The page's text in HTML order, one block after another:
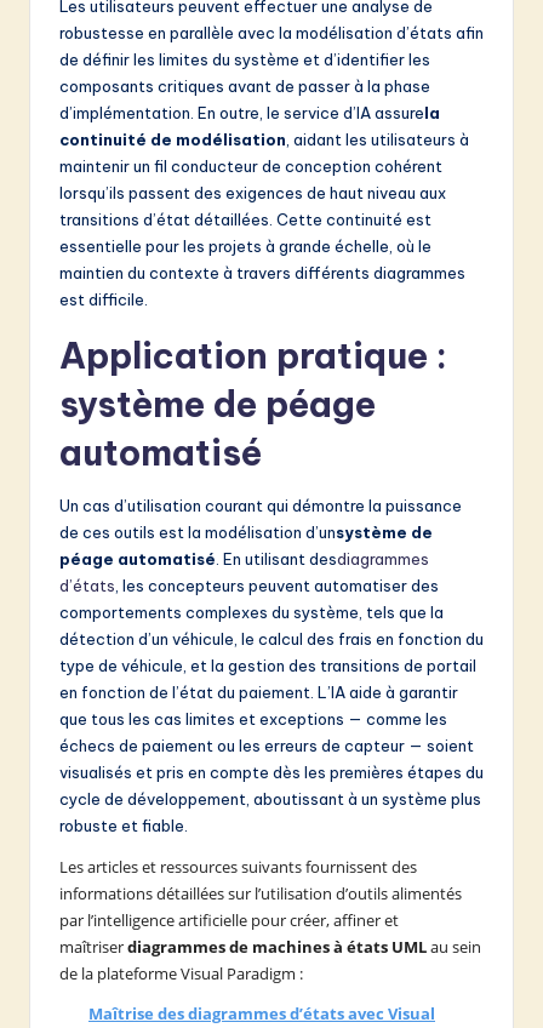
Les utilisateurs peuvent effectuer une analyse de
robustesse en parallèle avec la modélisation d’états afin
de définir les limites du système et d’identifier les
composants critiques avant de passer à la phase
d’implémentation. En outre, le service d’IA assurela
continuité de modélisation , aidant les utilisateurs à
maintenir un fil conducteur de conception cohérent
lorsqu’ils passent des exigences de haut niveau aux
transitions d’état détaillées. Cette continuité est
essentielle pour les projets à grande échelle, où le
maintien du contexte à travers différents diagrammes
est difficile.
Application pratique :
système de péage
automatisé
Un cas d’utilisation courant qui démontre la puissance
de ces outils est la modélisation d’unsystème de
péage automatisé . En utilisant desdiagrammes
d’états , les concepteurs peuvent automatiser des
comportements complexes du système, tels que la
détection d’un véhicule, le calcul des frais en fonction du
type de véhicule, et la gestion des transitions de portail
en fonction de l’état du paiement. L’IA aide à garantir
que tous les cas limites et exceptions — comme les
échecs de paiement ou les erreurs de capteur — soient
visualisés et pris en compte dès les premières étapes du
cycle de développement, aboutissant à un système plus
robuste et fiable.
Les articles et ressources suivants fournissent des
informations détaillées sur l’utilisation d’outils alimentés
par l’intelligence artificielle pour créer, affiner et
maîtriserdiagrammes de machines à états UMLau sein
de la plateforme Visual Paradigm :
Maîtrise des diagrammes d’états avec Visual